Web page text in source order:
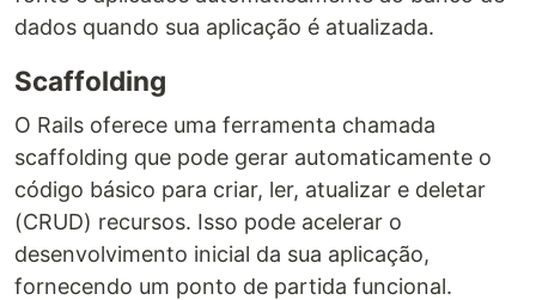
dados quando sua aplicação é atualizada.
Scaffolding
O Rails oferece uma ferramenta chamada
scaffolding que pode gerar automaticamente o
código básico para criar, ler, atualizar e deletar
(CRUD) recursos. Isso pode acelerar o
desenvolvimento inicial da sua aplicação,
fornecendo um ponto de partida funcional.